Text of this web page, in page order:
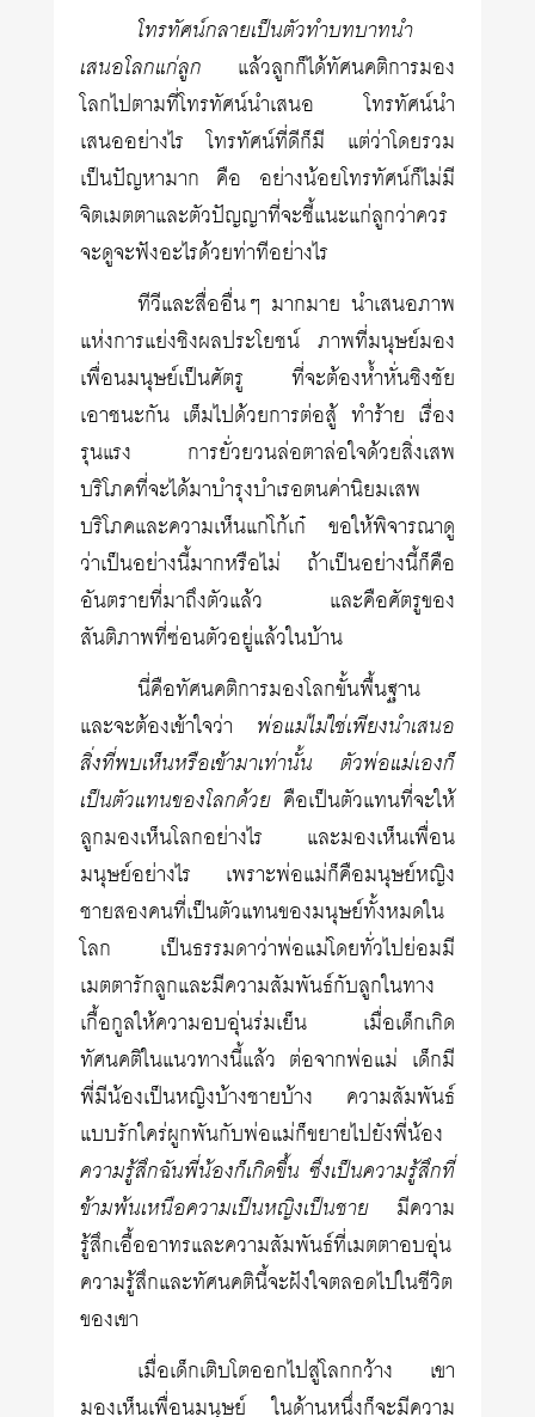
โทรทัศน์กลายเป็นตัวทำบทบาทนำ
เสนอโลกแก่ลูก แล้วลูกก็ได้ทัศนคติการมอง
โลกไปตามที่โทรทัศน์นำเสนอ โทรทัศน์นำ
เสนออย่างไร โทรทัศน์ที่ดีก็มี แต่ว่าโดยรวม
เป็นปัญหามาก คือ อย่างน้อยโทรทัศน์ก็ไม่มี
จิตเมตตาและตัวปัญญาที่จะชี้แนะแก่ลูกว่าควร
จะดูจะฟังอะไรด้วยท่าทีอย่างไร
ทีวีและสื่ออื่นๆ มากมาย นำเสนอภาพ
แห่งการแย่งชิงผลประโยชน์ ภาพที่มนุษย์มอง
เพื่อนมนุษย์เป็นศัตรู ที่จะต้องห้ำหั่นชิงชัย
เอาชนะกัน เต็มไปด้วยการต่อสู้ ทำร้าย เรื่อง
รุนแรง การยั่วยวนล่อตาล่อใจด้วยสิ่งเสพ
บริโภคที่จะได้มาบำรุงบำเรอตนค่านิยมเสพ
บริโภคและความเห็นแก่โก้เก๋ ขอให้พิจารณาดู
ว่าเป็นอย่างนี้มากหรือไม่ ถ้าเป็นอย่างนี้ก็คือ
อันตรายที่มาถึงตัวแล้ว และคือศัตรูของ
สันติภาพที่ซ่อนตัวอยู่แล้วในบ้าน
นี่คือทัศนคติการมองโลกขั้นพื้นฐาน
และจะต้องเข้าใจว่า พ่อแม่ไม่ใช่เพียงนำเสนอ
สิ่งที่พบเห็นหรือเข้ามาเท่านั้น ตัวพ่อแม่เองก็
เป็นตัวแทนของโลกด้วย คือเป็นตัวแทนที่จะให้
ลูกมองเห็นโลกอย่างไร และมองเห็นเพื่อน
มนุษย์อย่างไร เพราะพ่อแม่ก็คือมนุษย์หญิง
ชายสองคนที่เป็นตัวแทนของมนุษย์ทั้งหมดใน
โลก เป็นธรรมดาว่าพ่อแม่โดยทั่วไปย่อมมี
เมตตารักลูกและมีความสัมพันธ์กับลูกในทาง
เกื้อกูลให้ความอบอุ่นร่มเย็น เมื่อเด็กเกิด
ทัศนคติในแนวทางนี้แล้ว ต่อจากพ่อแม่ เด็กมี
พี่มีน้องเป็นหญิงบ้างชายบ้าง ความสัมพันธ์
แบบรักใคร่ผูกพันกับพ่อแม่ก็ขยายไปยังพี่น้อง
ความรู้สึกฉันพี่น้องก็เกิดขึ้น ซึ่งเป็นความรู้สึกที่
ข้ามพ้นเหนือความเป็นหญิงเป็นชาย มีความ
รู้สึกเอื้ออาทรและความสัมพันธ์ที่เมตตาอบอุ่น
ความรู้สึกและทัศนคตินี้จะฝังใจตลอดไปในชีวิต
ของเขา
เมื่อเด็กเติบโตออกไปสู่โลกกว้าง เขา
มองเห็นเพื่อนมนุษย์ ในด้านหนึ่งก็จะมีความ